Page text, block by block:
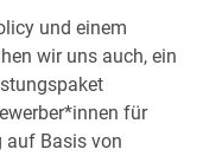
und einem
wir uns auch, ein
für
auf Basis von